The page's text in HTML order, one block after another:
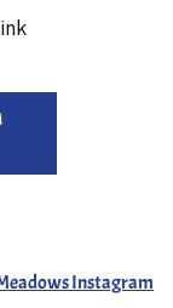
Instagram